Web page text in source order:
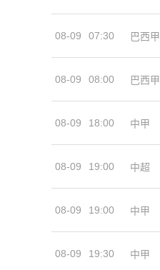
08-09 07:30 巴西甲
08-09 08:00 巴西甲
08-09 18:00 中甲
08-09 19:00 中超
08-09 19:00 中甲
08-09 19:30 中甲